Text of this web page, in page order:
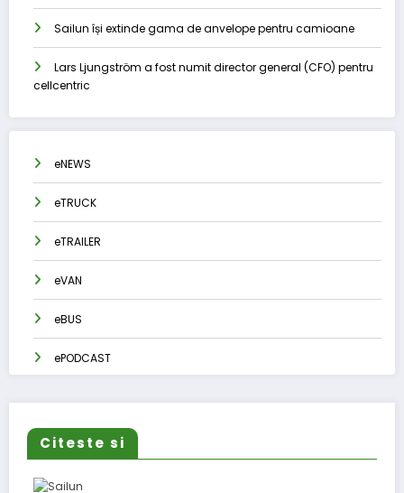
Sailun își extinde gama de anvelope pentru camioane
Lars Ljungström a fost numit director general (CFO) pentru
cellcentric
eNEWS
eTRUCK
eTRAILER
eVAN
eBUS
ePODCAST
Citeste si